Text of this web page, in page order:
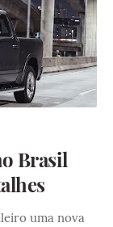
Brasil
uma nova